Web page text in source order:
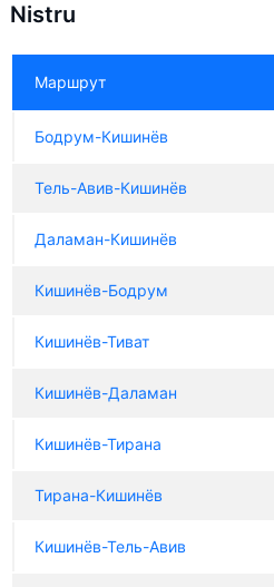
Nistru
Маршрут
Бодрум-Кишинёв
Тель-Авив-Кишинёв
Даламан-Кишинёв
Кишинёв-Бодрум
Кишинёв-Тиват
Кишинёв-Даламан
Кишинёв-Тирана
Тирана-Кишинёв
Кишинёв-Тель-Авив